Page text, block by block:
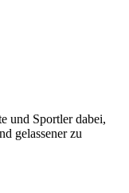
und Sportler dabei,
gelassener zu